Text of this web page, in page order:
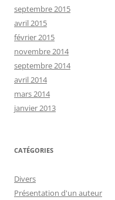
septembre 2015
avril 2015
février 2015
novembre 2014
septembre 2014
avril 2014
mars 2014
janvier 2013
CATÉGORIES
Divers
Présentation d'un auteur